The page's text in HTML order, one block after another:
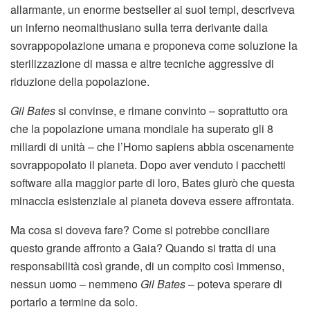
allarmante, un enorme bestseller ai suoi tempi, descriveva
un inferno neomalthusiano sulla terra derivante dalla
sovrappopolazione umana e proponeva come soluzione la
sterilizzazione di massa e altre tecniche aggressive di
riduzione della popolazione.
Gil Batessi convinse, e rimane convinto – soprattutto ora
che la popolazione umana mondiale ha superato gli 8
miliardi di unità – che l’Homo sapiens abbia oscenamente
sovrappopolato il pianeta. Dopo aver venduto i pacchetti
software alla maggior parte di loro, Bates giurò che questa
minaccia esistenziale al pianeta doveva essere affrontata.
Ma cosa si doveva fare? Come si potrebbe conciliare
questo grande affronto a Gaia? Quando si tratta di una
responsabilità così grande, di un compito così immenso,
nessun uomo – nemmeno Gil Bates– poteva sperare di
portarlo a termine da solo.